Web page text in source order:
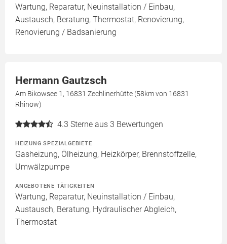
Wartung, Reparatur, Neuinstallation / Einbau,
Austausch, Beratung, Thermostat, Renovierung,
Renovierung / Badsanierung
Hermann Gautzsch
Am Bikowsee 1, 16831 Zechlinerhütte (58km von 16831
Rhinow)
4.3 Sterne aus 3 Bewertungen
HEIZUNG SPEZIALGEBIETE
Gasheizung, Ölheizung, Heizkörper, Brennstoffzelle,
Umwälzpumpe
ANGEBOTENE TÄTIGKEITEN
Wartung, Reparatur, Neuinstallation / Einbau,
Austausch, Beratung, Hydraulischer Abgleich,
Thermostat